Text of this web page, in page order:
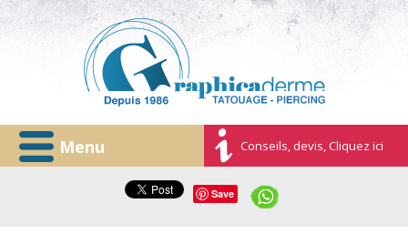
Menu Conseils, devis, Cliquez ici
Save